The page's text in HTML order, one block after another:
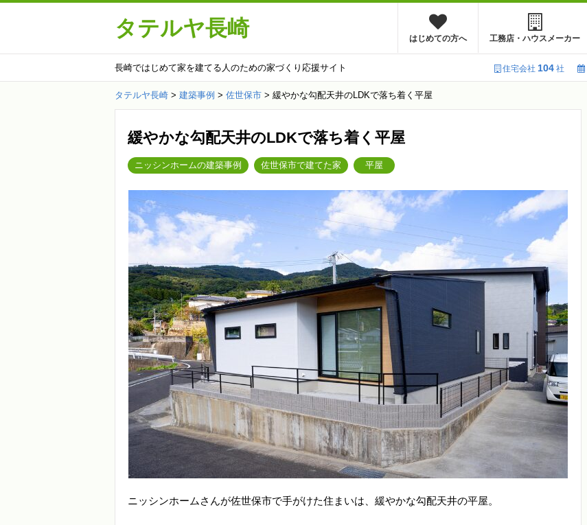
タテルヤ長崎 はじめての方へ 工務店・ハウスメーカー
長崎ではじめて家を建てる人のための家づくり応援サイト 住宅会社 104 社
タテルヤ長崎 > 建築事例 > 佐世保市 > 緩やかな勾配天井のLDKで落ち着く平屋
緩やかな勾配天井のLDKで落ち着く平屋
ニッシンホームの建築事例 佐世保市で建てた家 平屋
ニッシンホームさんが佐世保市で手がけた住まいは、緩やかな勾配天井の平屋。